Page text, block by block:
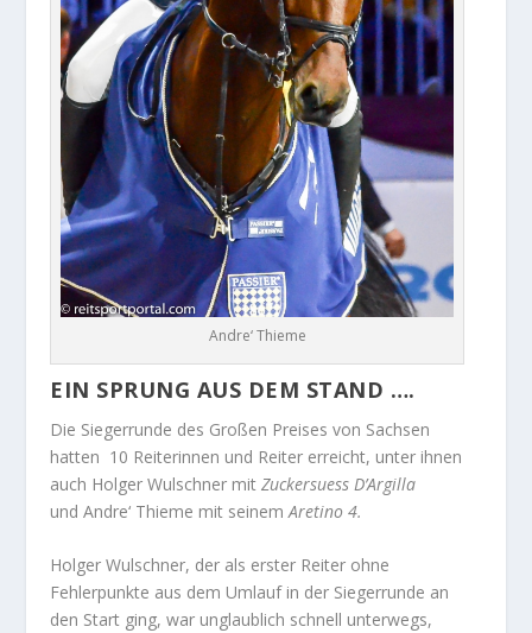
Andre‘ Thieme
EIN SPRUNG AUS DEM STAND ….
Die Siegerrunde des Großen Preises von Sachsen
hatten 10 Reiterinnen und Reiter erreicht, unter ihnen
auch Holger Wulschner mitZuckersuess D’Argilla
und Andre‘ Thieme mit seinemAretino 4.
Holger Wulschner, der als erster Reiter ohne
Fehlerpunkte aus dem Umlauf in der Siegerrunde an
den Start ging, war unglaublich schnell unterwegs,